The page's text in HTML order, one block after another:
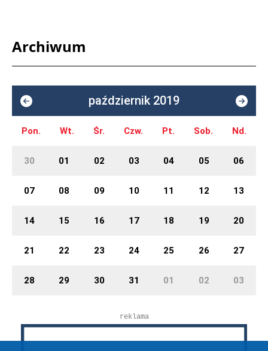
Archiwum
październik 2019
Pon. Wt. Śr. Czw. Pt. Sob. Nd.
30 01 02 03 04 05 06
07 08 09 10 11 12 13
14 15 16 17 18 19 20
21 22 23 24 25 26 27
28 29 30 31 01 02 03
reklama